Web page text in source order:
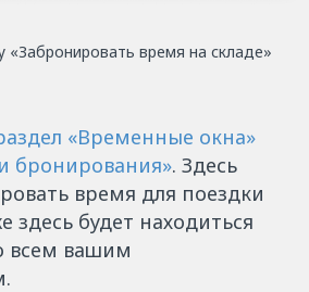
«‎Забронировать время на складе»
«‎Временные окна»
бронирования»‎. Здесь
время для поездки
здесь будет находиться
всем вашим